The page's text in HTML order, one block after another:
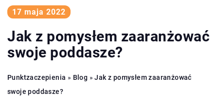
17 maja 2022
Jak z pomysłem zaaranżować
swoje poddasze?
Punktzaczepienia » Blog »Jak z pomysłem zaaranżować
swoje poddasze?